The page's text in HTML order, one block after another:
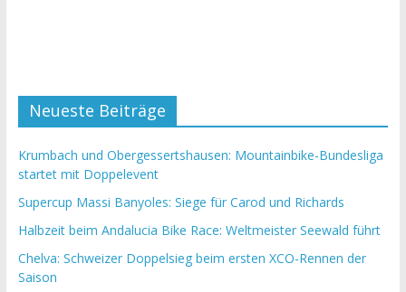
Neueste Beiträge
Krumbach und Obergessertshausen: Mountainbike-Bundesliga
startet mit Doppelevent
Supercup Massi Banyoles: Siege für Carod und Richards
Halbzeit beim Andalucia Bike Race: Weltmeister Seewald führt
Chelva: Schweizer Doppelsieg beim ersten XCO-Rennen der
Saison